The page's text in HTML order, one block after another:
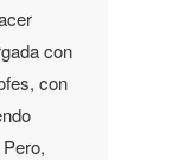
con
con